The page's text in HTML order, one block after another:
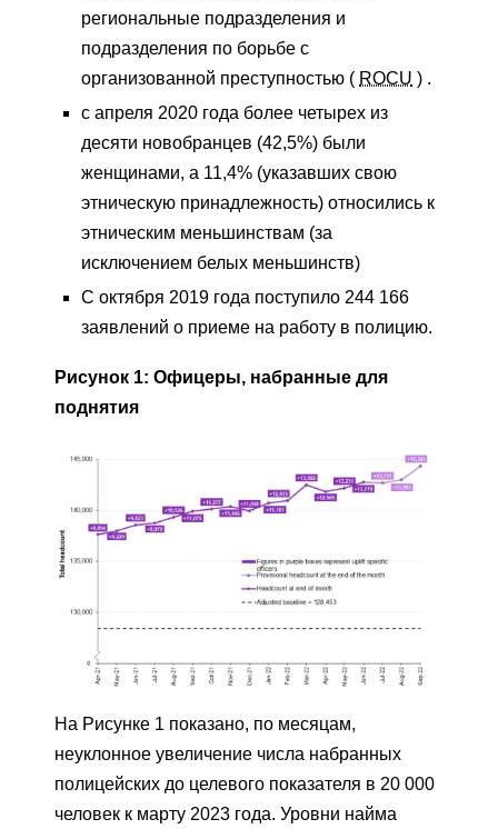
региональные подразделения и
подразделения по борьбе с
организованной преступностью ( ROCU ) .
с апреля 2020 года более четырех из
десяти новобранцев (42,5%) были
женщинами, а 11,4% (указавших свою
этническую принадлежность) относились к
этническим меньшинствам (за
исключением белых меньшинств)
С октября 2019 года поступило 244 166
заявлений о приеме на работу в полицию.
Рисунок 1: Офицеры, набранные для
поднятия
На Рисунке 1 показано, по месяцам,
неуклонное увеличение числа набранных
полицейских до целевого показателя в 20 000
человек к марту 2023 года. Уровни найма